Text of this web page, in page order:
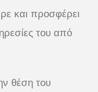
και προσφέρει
του από
θέση του